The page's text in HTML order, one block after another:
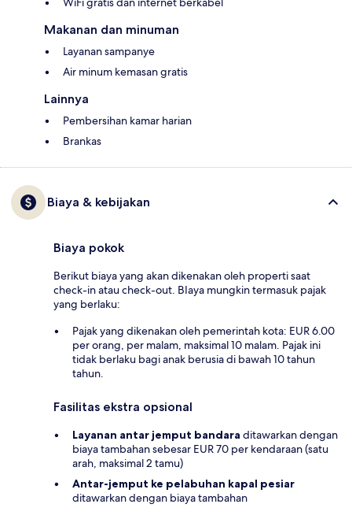
Makanan dan minuman
Layanan sampanye
Air minum kemasan gratis
Lainnya
Pembersihan kamar harian
Brankas
Biaya & kebijakan
Biaya pokok
Berikut biaya yang akan dikenakan oleh properti saat
check-in atau check-out. BIaya mungkin termasuk pajak
yang berlaku:
Pajak yang dikenakan oleh pemerintah kota: EUR 6.00
per orang, per malam, maksimal 10 malam. Pajak ini
tidak berlaku bagi anak berusia di bawah 10 tahun
tahun.
Fasilitas ekstra opsional
Layanan antar jemput bandara ditawarkan dengan
biaya tambahan sebesar EUR 70 per kendaraan (satu
arah, maksimal 2 tamu)
Antar-jemput ke pelabuhan kapal pesiar
ditawarkan dengan biaya tambahan